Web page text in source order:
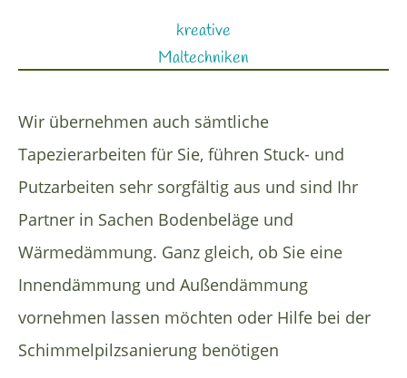
kreative
Maltechniken
Wir übernehmen auch sämtliche
Tapezierarbeiten für Sie, führen Stuck- und
Putzarbeiten sehr sorgfältig aus und sind Ihr
Partner in Sachen Bodenbeläge und
Wärmedämmung. Ganz gleich, ob Sie eine
Innendämmung und Außendämmung
vornehmen lassen möchten oder Hilfe bei der
Schimmelpilzsanierung benötigen